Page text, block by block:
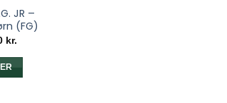
JR –
(FG)
kr..
kr.
pris
161,00 kr..